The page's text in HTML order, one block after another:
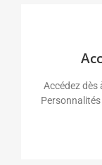
Accédez dès
Personnalités